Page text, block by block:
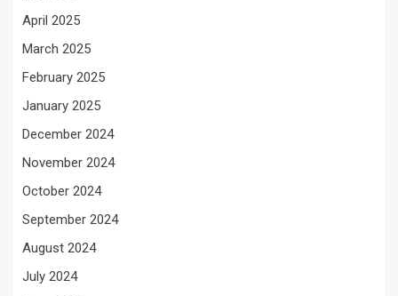
April 2025
March 2025
February 2025
January 2025
December 2024
November 2024
October 2024
September 2024
August 2024
July 2024